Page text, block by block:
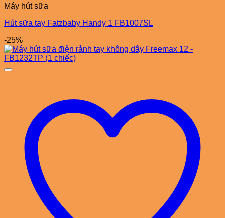
Máy hút sữa
Hút sữa tay Fatzbaby Handy 1 FB1007SL
-25%